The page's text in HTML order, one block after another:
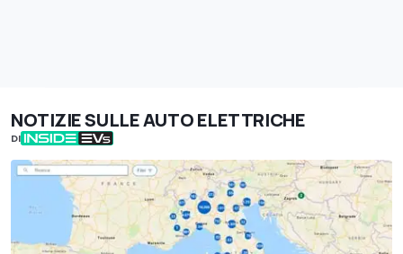
NOTIZIE SULLE AUTO ELETTRICHE
DI